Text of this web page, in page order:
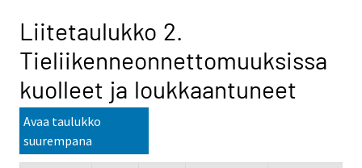
Liitetaulukko 2.
Tieliikenneonnettomuuksissa
kuolleet ja loukkaantuneet
Avaa taulukko
suurempana